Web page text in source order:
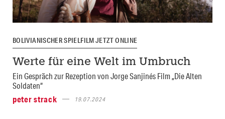
BOLIVIANISCHER SPIELFILM JETZT ONLINE
Werte für eine Welt im Umbruch
Ein Gespräch zur Rezeption von Jorge Sanjinés Film „Die Alten
Soldaten“
peter strack
19.07.2024